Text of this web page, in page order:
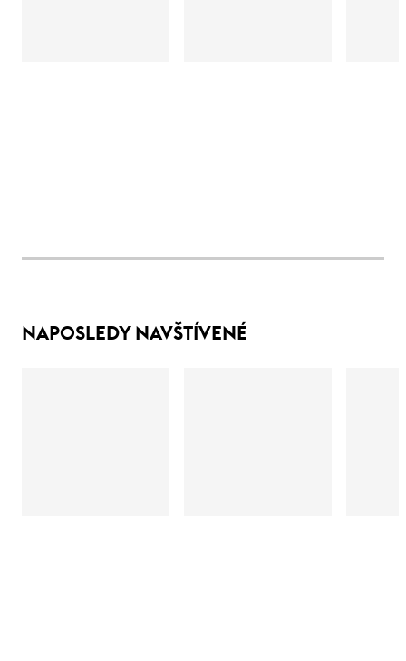
NAPOSLEDY NAVŠTÍVENÉ